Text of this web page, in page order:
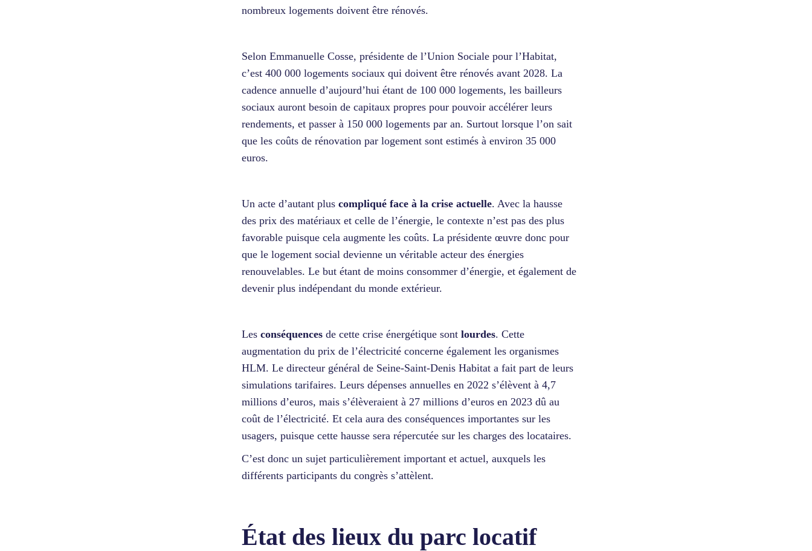
nombreux logements doivent être rénovés.
Selon Emmanuelle Cosse, présidente de l’Union Sociale pour l’Habitat,
c’est 400 000 logements sociaux qui doivent être rénovés avant 2028. La
cadence annuelle d’aujourd’hui étant de 100 000 logements, les bailleurs
sociaux auront besoin de capitaux propres pour pouvoir accélérer leurs
rendements, et passer à 150 000 logements par an. Surtout lorsque l’on sait
que les coûts de rénovation par logement sont estimés à environ 35 000
euros.
Un acte d’autant plus compliqué face à la crise actuelle. Avec la hausse
des prix des matériaux et celle de l’énergie, le contexte n’est pas des plus
favorable puisque cela augmente les coûts. La présidente œuvre donc pour
que le logement social devienne un véritable acteur des énergies
renouvelables. Le but étant de moins consommer d’énergie, et également de
devenir plus indépendant du monde extérieur.
Les conséquences de cette crise énergétique sont lourdes. Cette
augmentation du prix de l’électricité concerne également les organismes
HLM. Le directeur général de Seine-Saint-Denis Habitat a fait part de leurs
simulations tarifaires. Leurs dépenses annuelles en 2022 s’élèvent à 4,7
millions d’euros, mais s’élèveraient à 27 millions d’euros en 2023 dû au
coût de l’électricité. Et cela aura des conséquences importantes sur les
usagers, puisque cette hausse sera répercutée sur les charges des locataires.
C’est donc un sujet particulièrement important et actuel, auxquels les
différents participants du congrès s’attèlent.
État des lieux du parc locatif